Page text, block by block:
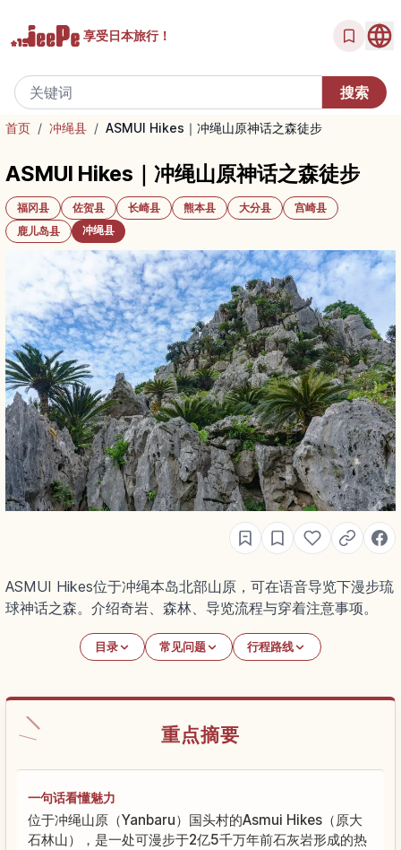
享受日本旅行！
首页 / 冲绳县 / ASMUI Hikes｜冲绳山原神话之森徒步
ASMUI Hikes｜冲绳山原神话之森徒步
福冈县 佐贺县 长崎县 熊本县 大分县
宫崎县
鹿儿岛县
冲绳县
ASMUI Hikes位于冲绳本岛北部山原，可在语音导览下漫步琉
球神话之森。介绍奇岩、森林、导览流程与穿着注意事项。
目录 常见问题 行程路线
重点摘要
一句话看懂魅力
位于冲绳山原（Yanbaru）国头村的Asmui Hikes（原大
石林山），是一处可漫步于2亿5千万年前石灰岩形成的热